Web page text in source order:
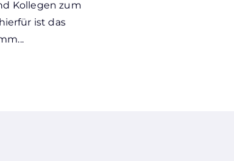
Kollegen zum
ist das